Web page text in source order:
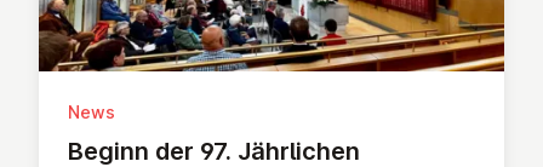
News
Beginn der 97. Jähr­li­chen